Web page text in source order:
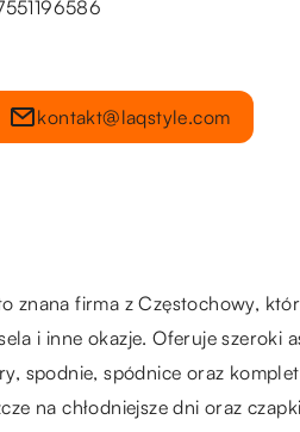
kontakt@laqstyle.com
znana firma z Częstochowy,
i inne okazje. Oferuje szeroki
spodnie, spódnice oraz
na chłodniejsze dni oraz